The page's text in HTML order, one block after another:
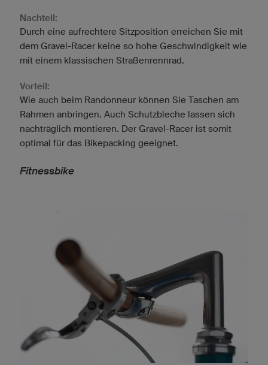
Nachteil:
Durch eine aufrechtere Sitzposition erreichen Sie mit
dem Gravel-Racer keine so hohe Geschwindigkeit wie
mit einem klassischen Straßenrennrad.
Vorteil:
Wie auch beim Randonneur können Sie Taschen am
Rahmen anbringen. Auch Schutzbleche lassen sich
nachträglich montieren. Der Gravel-Racer ist somit
optimal für das Bikepacking geeignet.
Fitnessbike